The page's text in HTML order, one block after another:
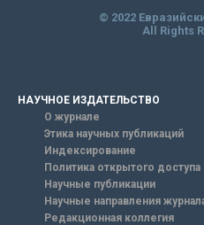
© 2022
All Rights
НАУЧНОЕ ИЗДАТЕЛЬСТВО
О журнале
Этика научных публикаций
Индексирование
Политика открытого доступа
Научные публикации
Научные направления
Редакционная коллегия